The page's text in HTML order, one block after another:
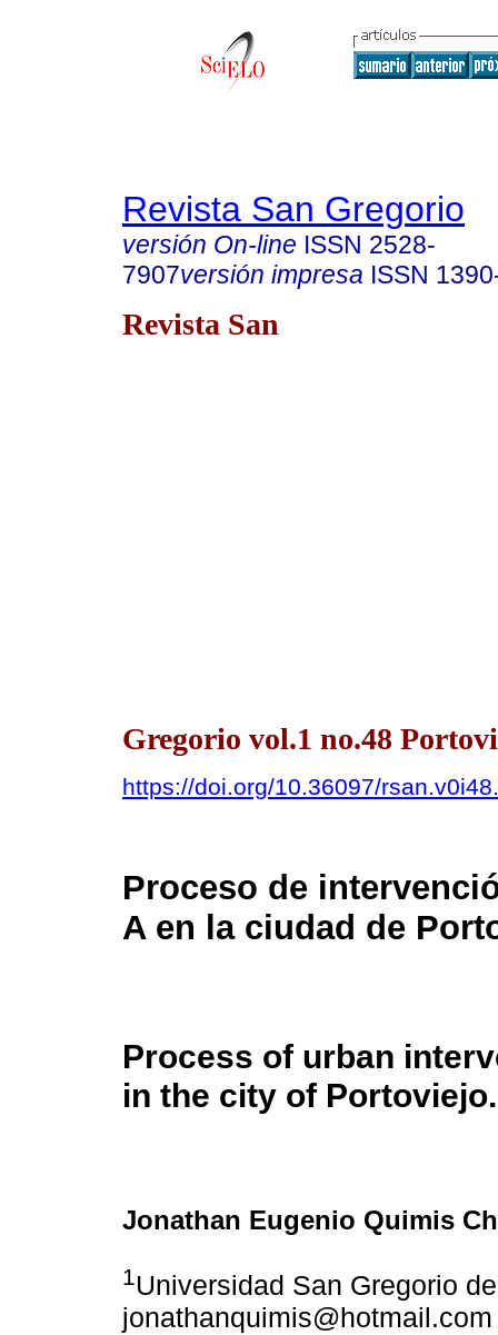
Revista San Gregorio
versión On-line ISSN 2528-
7907versión impresa ISSN
Revista San
Gregorio vol.1 no.48
https://doi.org/10.36097/
Proceso de
A en la ciudad de
Process of urban
in the city of Portoviejo.
Jonathan Eugenio Quimis
1Universidad San Gregorio
jonathanquimis@hotmail.com